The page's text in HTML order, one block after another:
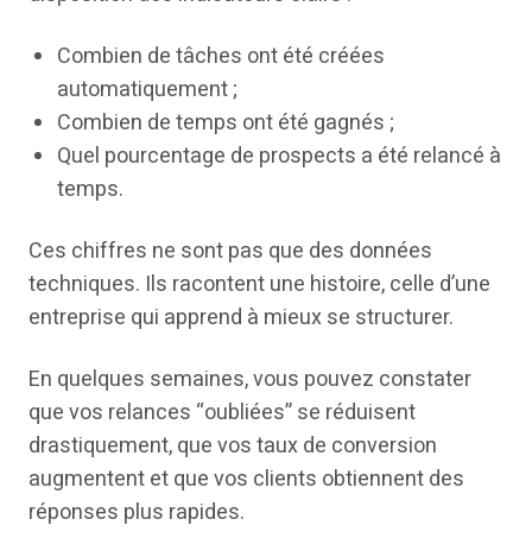
Combien de tâches ont été créées
automatiquement ;
Combien de temps ont été gagnés ;
Quel pourcentage de prospects a été relancé à
temps.
Ces chiffres ne sont pas que des données
techniques. Ils racontent une histoire, celle d’une
entreprise qui apprend à mieux se structurer.
En quelques semaines, vous pouvez constater
que vos relances “oubliées” se réduisent
drastiquement, que vos taux de conversion
augmentent et que vos clients obtiennent des
réponses plus rapides.